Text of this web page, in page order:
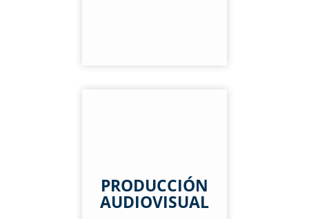
PRODUCCIÓN
AUDIOVISUAL